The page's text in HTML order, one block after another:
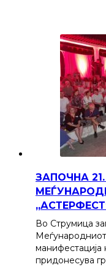
ЗАПОЧНА
Во Струмица
придонесува